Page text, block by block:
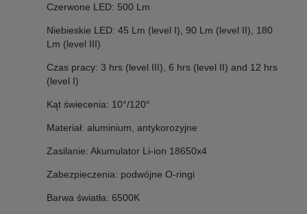
Czerwone LED: 500 Lm
Niebieskie LED: 45 Lm (level I), 90 Lm (level II), 180
Lm (level III)
Czas pracy: 3 hrs (level III), 6 hrs (level II) and 12 hrs
(level I)
Kąt świecenia: 10°/120°
Materiał: aluminium, antykorozyjne
Zasilanie: Akumulator Li-ion 18650x4
Zabezpieczenia: podwójne O-ringi
Barwa światła: 6500K